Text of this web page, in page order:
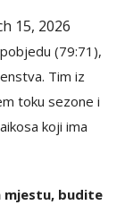
15, 2026
(79:71),
Tim iz
toku sezone i
koji ima
mjestu, budite